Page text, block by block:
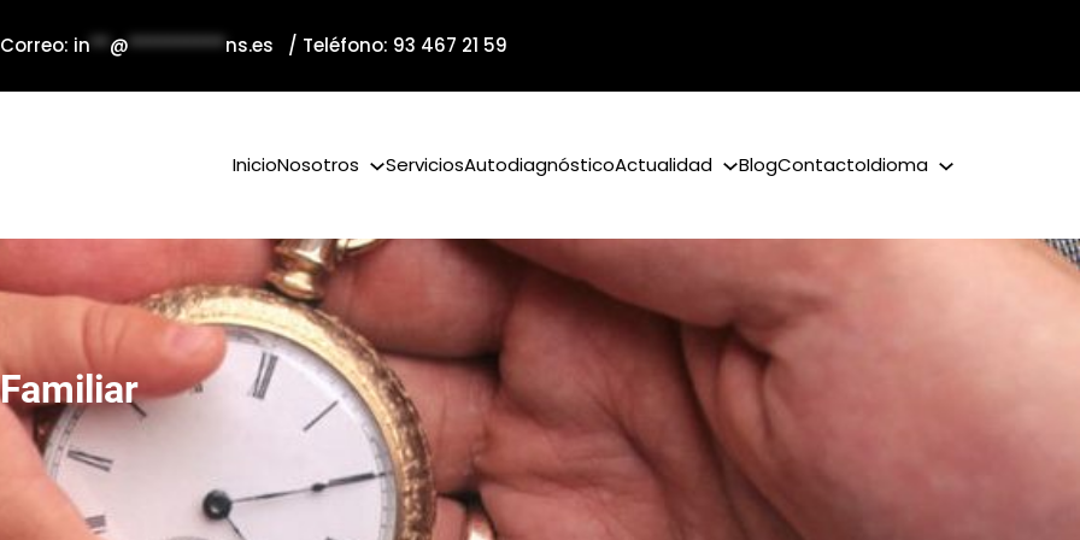
in**@**********ns.es / Teléfono: 93 467 21 59
InicioNosotros ServiciosAutodiagnósticoActualidad BlogContactoIdioma